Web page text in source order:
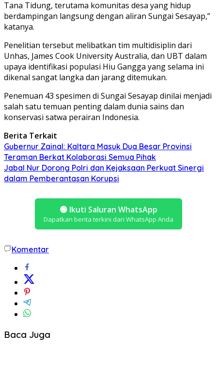
Tana Tidung, terutama komunitas desa yang hidup
berdampingan langsung dengan aliran Sungai Sesayap,”
katanya.
Penelitian tersebut melibatkan tim multidisiplin dari
Unhas, James Cook University Australia, dan UBT dalam
upaya identifikasi populasi Hiu Gangga yang selama ini
dikenal sangat langka dan jarang ditemukan.
Penemuan 43 spesimen di Sungai Sesayap dinilai menjadi
salah satu temuan penting dalam dunia sains dan
konservasi satwa perairan Indonesia.
Berita Terkait
Gubernur Zainal: Kaltara Masuk Dua Besar Provinsi
Teraman Berkat Kolaborasi Semua Pihak
Jabal Nur Dorong Polri dan Kejaksaan Perkuat Sinergi
dalam Pemberantasan Korupsi
🟢 Ikuti Saluran WhatsApp
Dapatkan berita terkini dari WhatsApp Anda
Komentar
Baca Juga